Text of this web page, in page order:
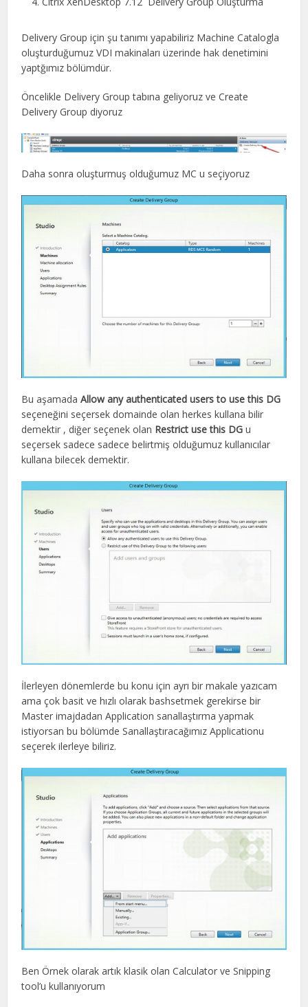
Delivery Group için şu tanımı yapabiliriz Machine Catalogla
oluşturduğumuz VDI makinaları üzerinde hak denetimini
yaptğımız bölümdür.
Öncelikle Delivery Group tabına geliyoruz ve Create
Delivery Group diyoruz
Daha sonra oluşturmuş olduğumuz MC u seçiyoruz
Bu aşamadaAllow any authenticated users to use this DG
seçeneğini seçersek domainde olan herkes kullana bilir
demektir , diğer seçenek olan Restrict use this DG u
seçersek sadece sadece belirtmiş olduğumuz kullanıcılar
kullana bilecek demektir.
İlerleyen dönemlerde bu konu için ayrı bir makale yazıcam
ama çok basit ve hızlı olarak bashsetmek gerekirse bir
Master imajdadan Application sanallaştırma yapmak
istiyorsan bu bölümde Sanallaştıracağımız Applicationu
seçerek ilerleye biliriz.
Ben Örnek olarak artık klasik olan Calculator ve Snipping
tool’u kullanıyorum